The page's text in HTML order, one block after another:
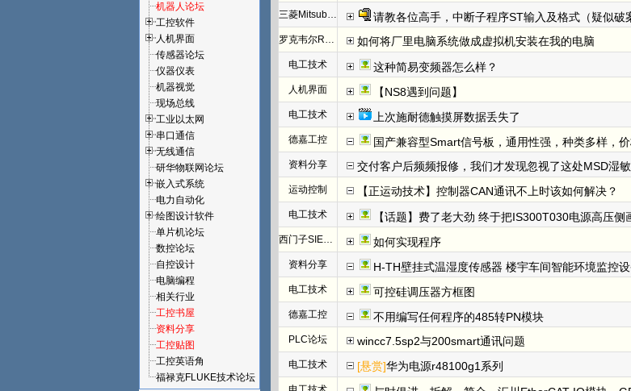
机器人论坛
工控软件
人机界面
传感器论坛
仪器仪表
机器视觉
现场总线
工业以太网
串口通信
无线通信
研华物联网论坛
嵌入式系统
电力自动化
绘图设计软件
单片机论坛
数控论坛
自控设计
电脑编程
相关行业
工控书屋
资料分享
工控贴图
工控英语角
福禄克FLUKE技术论坛
三菱Mitsubishi 请教各位高手，中断子程序ST输入及格式（疑似破
罗克韦尔Rockwell(AB) 如何将厂里电脑系统做成虚拟机安装在我的电脑
电工技术 这种简易变频器怎么样？
人机界面 【NS8遇到问题】
电工技术 上次施耐德触摸屏数据丢失了
德嘉工控 国产兼容型Smart信号板，通用性强，种类多样，价格美丽，
资料分享 交付客户后频频报修，我们才发现忽视了这处MSD湿敏器件
运动控制 【正运动技术】控制器CAN通讯不上时该如何解决？
电工技术 【话题】费了老大劲 终于把IS300T030电源高压侧画
西门子SIEMENS 如何实现程序
资料分享 H-TH壁挂式温湿度传感器 楼宇车间智能环境监控
电工技术 可控硅调压器方框图
德嘉工控 不用编写任何程序的485转PN模块
PLC论坛 wincc7.5sp2与200smart通讯问题
电工技术 [悬赏]华为电源r48100g1系列